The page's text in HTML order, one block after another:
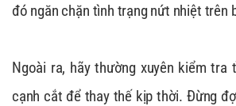
đó ngăn chặn tình trạng nứt nhiệt trên
Ngoài ra, hãy thường xuyên kiểm tra
cạnh cắt để thay thế kịp thời. Đừng